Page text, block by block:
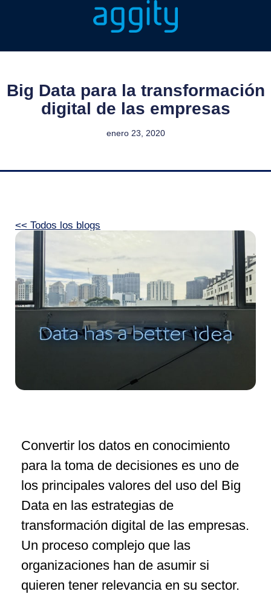
Big Data para la transformación
digital de las empresas
enero 23, 2020
<< Todos los blogs
Convertir los datos en conocimiento
para la toma de decisiones es uno de
los principales valores del uso del Big
Data en las estrategias de
transformación digital de las empresas.
Un proceso complejo que las
organizaciones han de asumir si
quieren tener relevancia en su sector.